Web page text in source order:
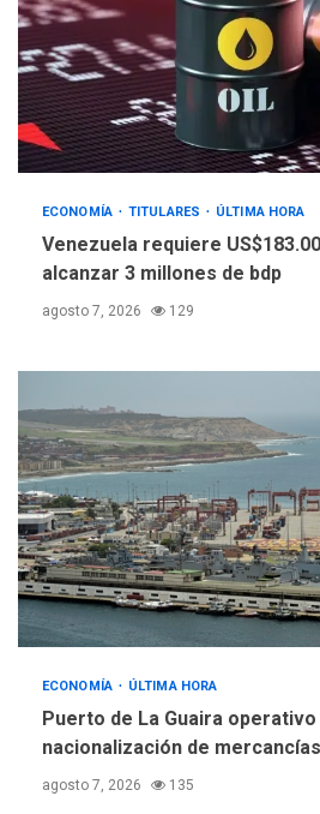
4
POLÍTICA
ÚLTIMA HORA
Libertad
María
ÚLTIMA HORA
España
ECONOMÍA TITULARES ÚLTIMA HORA
Venezuela requiere
alcanzar 3 millones de bdp
agosto 7, 2026 129
ECONOMÍA ÚLTIMA HORA
Puerto de La Guaira
nacionalización de mercancías
agosto 7, 2026 135